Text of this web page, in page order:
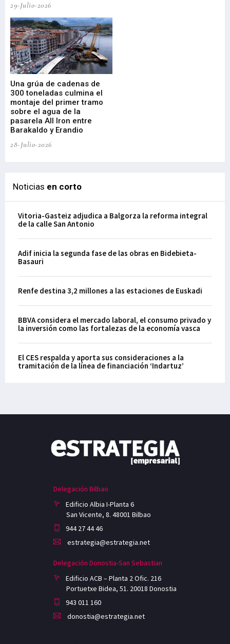
29-Julio-2026
Una grúa de cadenas de
300 toneladas culmina el
montaje del primer tramo
sobre el agua de la
pasarela All Iron entre
Barakaldo y Erandio
28-Julio-2026
Noticias en corto
Vitoria-Gasteiz adjudica a Balgorza la reforma integral
de la calle San Antonio
Adif inicia la segunda fase de las obras en Bidebieta-
Basauri
Renfe destina 3,2 millones a las estaciones de Euskadi
BBVA considera el mercado laboral, el consumo privado y
la inversión como las fortalezas de la economía vasca
El CES respalda y aporta sus consideraciones a la
tramitación de la línea de financiación ‘Indartuz’
Delegación Bilbao
Edificio Albia I-Planta 6
San Vicente, 8. 48001 Bilbao
944 27 44 46
estrategia@estrategia.net
Delegación Donostia-San Sebastian
Edificio ACB – Planta 2 Ofic. 216
Portuetxe Bidea, 51. 20018 Donostia
943 011 160
donostia@estrategia.net